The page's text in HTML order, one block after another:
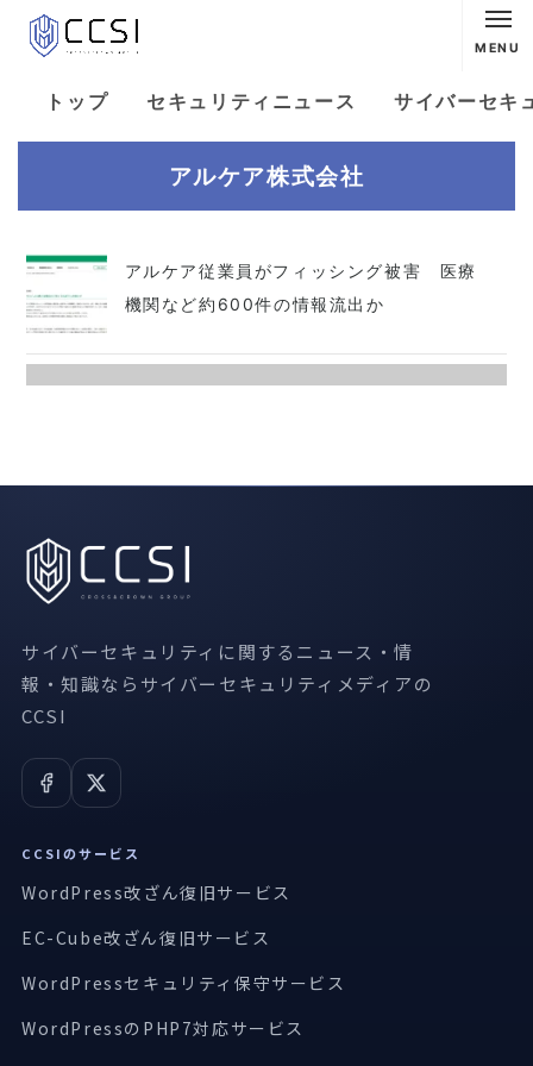
MENU
トップ セキュリティニュース サイバーセキ
アルケア株式会社
アルケア従業員がフィッシング被害 医療
機関など約600件の情報流出か
サイバーセキュリティに関するニュース・情
報・知識ならサイバーセキュリティメディアの
CCSI
CCSIのサービス
WordPress改ざん復旧サービス
EC-Cube改ざん復旧サービス
WordPressセキュリティ保守サービス
WordPressのPHP7対応サービス